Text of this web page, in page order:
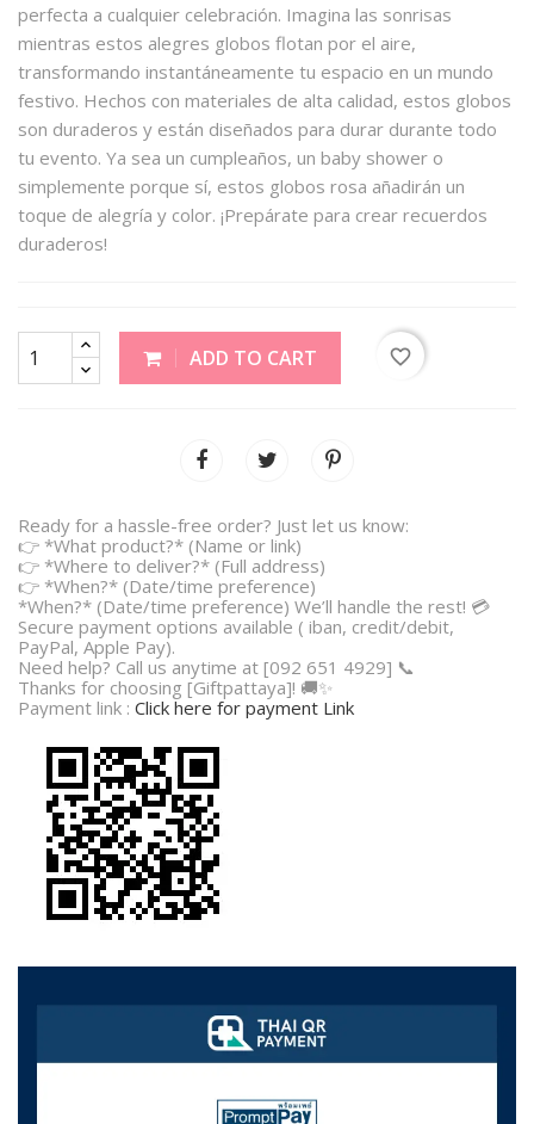
perfecta a cualquier celebración. Imagina las sonrisas
mientras estos alegres globos flotan por el aire,
transformando instantáneamente tu espacio en un mundo
festivo. Hechos con materiales de alta calidad, estos globos
son duraderos y están diseñados para durar durante todo
tu evento. Ya sea un cumpleaños, un baby shower o
simplemente porque sí, estos globos rosa añadirán un
toque de alegría y color. ¡Prepárate para crear recuerdos
duraderos!
ADD TO CART favorite_border
Ready for a hassle-free order? Just let us know:
👉 *What product?* (Name or link)
👉 *Where to deliver?* (Full address)
👉 *When?* (Date/time preference)
*When?* (Date/time preference) We’ll handle the rest! 💳
Secure payment options available ( iban, credit/debit,
PayPal, Apple Pay).
Need help? Call us anytime at [092 651 4929] 📞
Thanks for choosing [Giftpattaya]! 🚚✨
Payment link : Click here for payment Link